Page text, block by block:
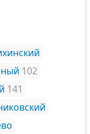
102
141